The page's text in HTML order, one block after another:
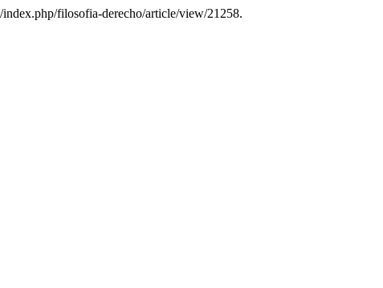
filosofia-derecho/article/view/21258.